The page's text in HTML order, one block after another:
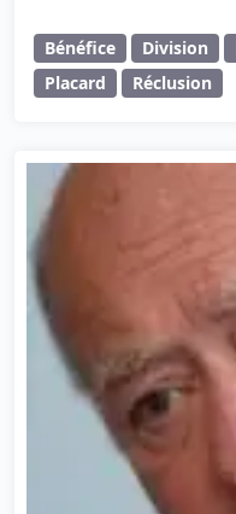
Bénéfice Division
Placard
Réclusion